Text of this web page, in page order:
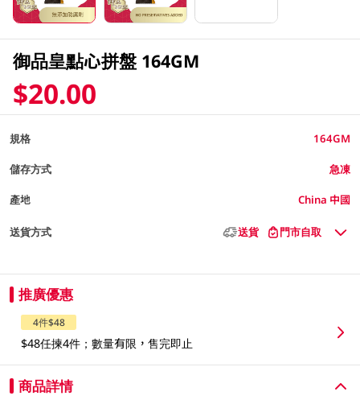
御品皇點心拼盤 164GM
$20.00
規格 164GM
儲存方式 急凍
產地 China 中國
送貨方式 送貨 門市自取
推廣優惠
4件$48
$48任揀4件；數量有限，售完即止
商品詳情